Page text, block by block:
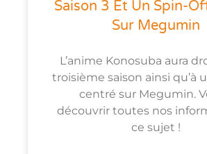
Saison 3 Et Un Spin-
Sur Megumin
L’anime Konosuba aura
troisième saison ainsi qu’à
centré sur Megumin.
découvrir toutes nos
ce sujet !